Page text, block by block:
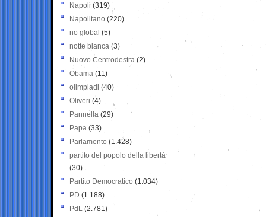
Napoli (319)
Napolitano (220)
no global (5)
notte bianca (3)
Nuovo Centrodestra (2)
Obama (11)
olimpiadi (40)
Oliveri (4)
Pannella (29)
Papa (33)
Parlamento (1.428)
partito del popolo della libertà
(30)
Partito Democratico (1.034)
PD (1.188)
PdL (2.781)